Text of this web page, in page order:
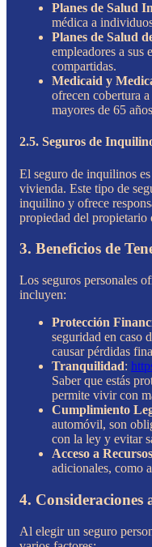
Planes de Salud
médica a
Planes de Salud
empleadores a sus
compartidas.
Medicaid y
ofrecen cobertura
mayores de 65
2.5. Seguros de
El seguro de inquilinos
vivienda. Este tipo de
inquilino y ofrece
propiedad del propietario
3. Beneficios de
Los seguros personales
incluyen:
Protección
seguridad en caso
causar pérdidas
Tranquilidad:
Saber que estás
permite vivir con
Cumplimiento
automóvil, son
con la ley y evitar
Acceso a Recursos
adicionales, como
4. Consideraciones
Al elegir un seguro